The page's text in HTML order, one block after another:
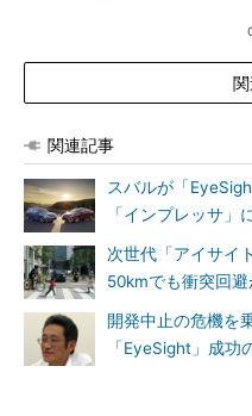
関連記事
スバルが「
「インプレッサ」
次世代「アイサイ
50kmでも衝突回避
開発中止の危機を
「EyeSight」成功